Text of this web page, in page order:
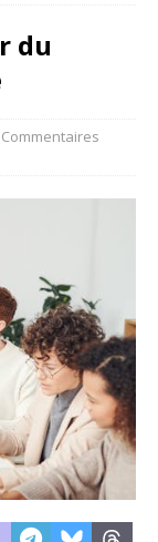
du
Commentaires